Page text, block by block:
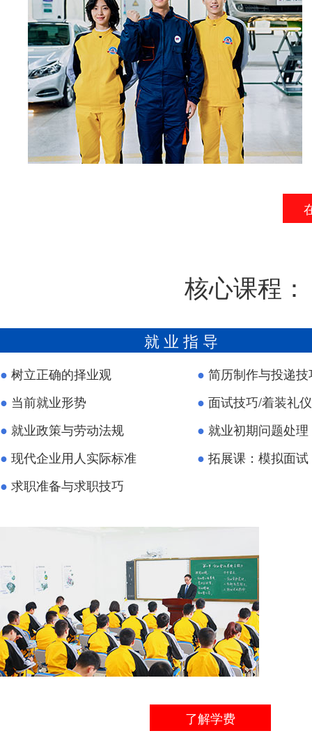
核心课程
就 业 指 导
● 树立正确的择业观
● 当前就业形势
● 就业政策与劳动法规
● 现代企业用人实际标准
● 求职准备与求职技巧
● 简历制作与投递技
● 面试技巧/着装礼仪
● 就业初期问题处理
● 拓展课：模拟面试
了解学费